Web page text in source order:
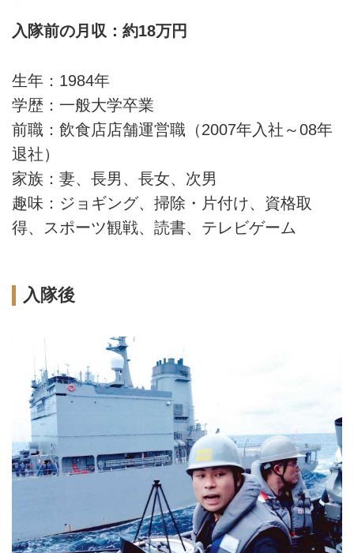
入隊前の月収：約18万円
生年：1984年
学歴：一般大学卒業
前職：飲食店店舗運営職（2007年入社～08年
退社）
家族：妻、長男、長女、次男
趣味：ジョギング、掃除・片付け、資格取
得、スポーツ観戦、読書、テレビゲーム
入隊後